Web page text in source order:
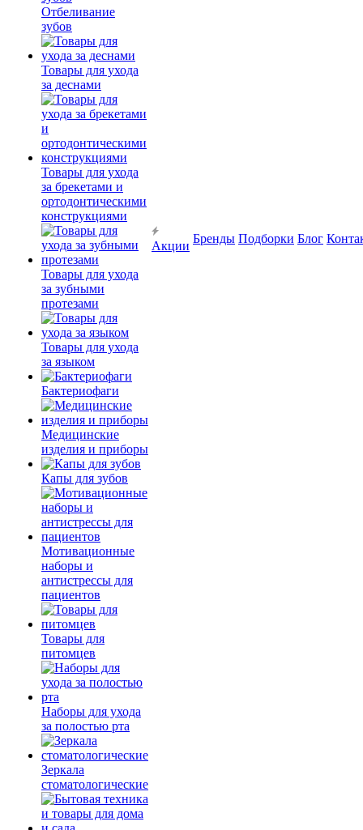
Отбеливание
зубов
Товары для ухода
за деснами
Товары для ухода
за брекетами и
ортодонтическими
конструкциями
Товары для ухода
за зубными
протезами
Товары для ухода
за языком
Бактериофаги
Медицинские
изделия и приборы
Капы для зубов
Мотивационные
наборы и
антистрессы для
пациентов
Товары для
питомцев
Наборы для ухода
за полостью рта
Зеркала
стоматологические
Акции
Бренды Подборки Блог